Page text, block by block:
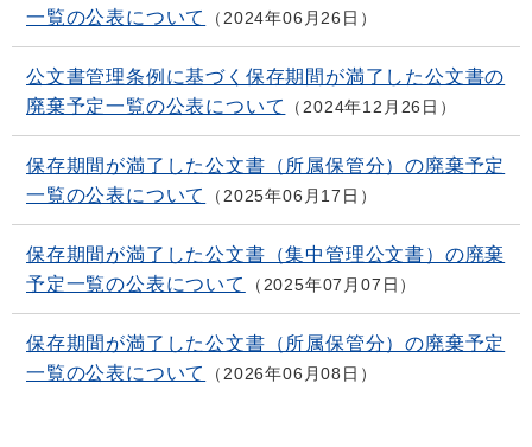
一覧の公表について
2024年06月26日
公文書管理条例に基づく保存期間が満了した公文書の
廃棄予定一覧の公表について
2024年12月26日
保存期間が満了した公文書（所属保管分）の廃棄予定
一覧の公表について
2025年06月17日
保存期間が満了した公文書（集中管理公文書）の廃棄
予定一覧の公表について
2025年07月07日
保存期間が満了した公文書（所属保管分）の廃棄予定
一覧の公表について
2026年06月08日